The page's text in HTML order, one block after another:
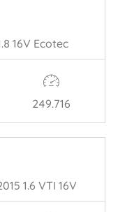
16V Ecotec
249.716
1.6 VTI 16V